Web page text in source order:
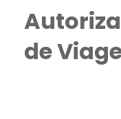
de